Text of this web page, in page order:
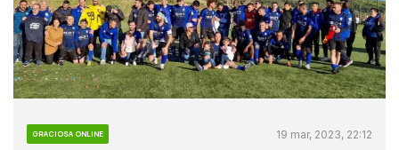
GRACIOSA ONLINE 19 mar, 2023, 22:12